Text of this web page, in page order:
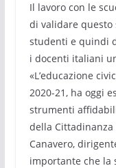
Il lavoro con le
di validare
studenti e quindi
i docenti italiani
«L’educazione
2020-21, ha oggi
strumenti
della
Canavero,
importante che la